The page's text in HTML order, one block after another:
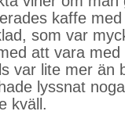
kaffe
som var
att vara med
var lite mer än
lyssnat
kväll.